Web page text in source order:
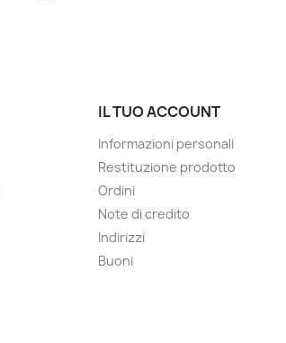
IL TUO ACCOUNT
Informazioni personali
Restituzione prodotto
Ordini
Note di credito
Indirizzi
Buoni